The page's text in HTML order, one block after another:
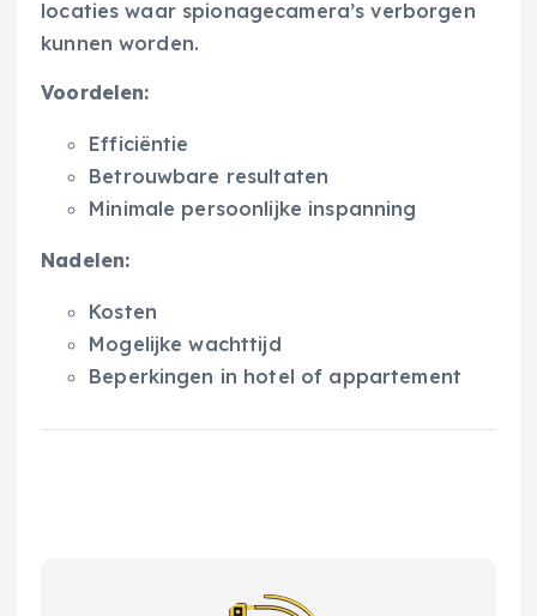
locaties waar spionagecamera’s verborgen
kunnen worden.
Voordelen:
Efficiëntie
Betrouwbare resultaten
Minimale persoonlijke inspanning
Nadelen:
Kosten
Mogelijke wachttijd
Beperkingen in hotel of appartement